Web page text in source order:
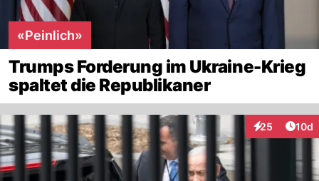
«Peinlich»
Trumps Forderung im Ukraine-Krieg
spaltet die Republikaner
25
Interaktionen
10d